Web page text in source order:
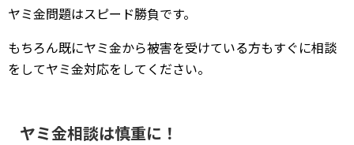
ヤミ金問題はスピード勝負です。
もちろん既にヤミ金から被害を受けている方もすぐに相談
をしてヤミ金対応をしてください。
ヤミ金相談は慎重に！